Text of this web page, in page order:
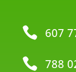
 607
 788